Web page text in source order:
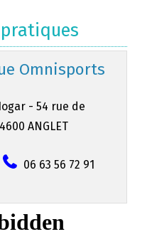
Omnisports
- 54 rue de
ANGLET
06 63 56 72 91